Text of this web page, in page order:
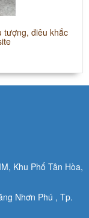
tượng, điêu khắc
Khu Phố Tân Hòa,
Nhơn Phú , Tp.